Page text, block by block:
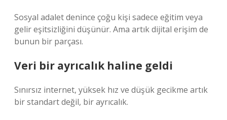
Sosyal adalet denince çoğu kişi sadece eğitim veya
gelir eşitsizliğini düşünür. Ama artık dijital erişim de
bunun bir parçası.
Veri bir ayrıcalık haline geldi
Sınırsız internet, yüksek hız ve düşük gecikme artık
bir standart değil, bir ayrıcalık.